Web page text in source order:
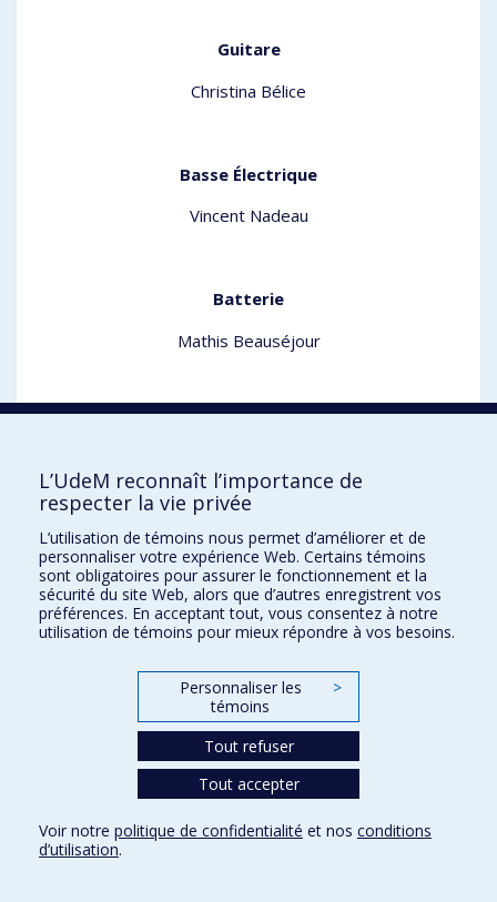
Guitare
Christina Bélice
Basse Électrique
Vincent Nadeau
Batterie
Mathis Beauséjour
LES ADMISSIONS SONT EN COURS
Faites votre demande d'admission
avant le 15 janvier 2025
Événements à venir
L’UdeM reconnaît l’importance de
respecter la vie privée
L’utilisation de témoins nous permet d’améliorer et de
personnaliser votre expérience Web. Certains témoins
sont obligatoires pour assurer le fonctionnement et la
sécurité du site Web, alors que d’autres enregistrent vos
préférences. En acceptant tout, vous consentez à notre
utilisation de témoins pour mieux répondre à vos besoins.
Personnaliser les
témoins
>
Tout refuser
Tout accepter
Voir notre politique de confidentialité et nos conditions
d’utilisation.